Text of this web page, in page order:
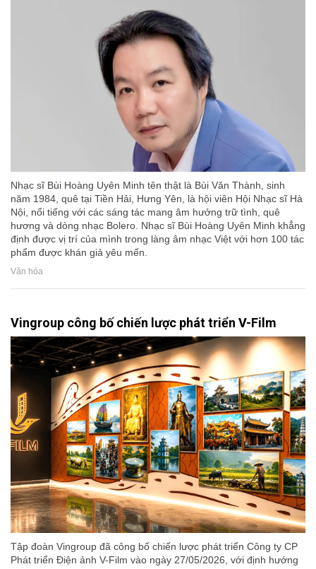
Nhạc sĩ Bùi Hoàng Uyên Minh tên thật là Bùi Văn Thành, sinh
năm 1984, quê tại Tiền Hải, Hưng Yên, là hội viên Hội Nhạc sĩ Hà
Nội, nổi tiếng với các sáng tác mang âm hưởng trữ tình, quê
hương và dòng nhạc Bolero. Nhạc sĩ Bùi Hoàng Uyên Minh khẳng
định được vị trí của mình trong làng âm nhạc Việt với hơn 100 tác
phẩm được khán giả yêu mến.
Văn hóa
Vingroup công bố chiến lược phát triển V-Film
Tập đoàn Vingroup đã công bố chiến lược phát triển Công ty CP
Phát triển Điện ảnh V-Film vào ngày 27/05/2026, với định hướng